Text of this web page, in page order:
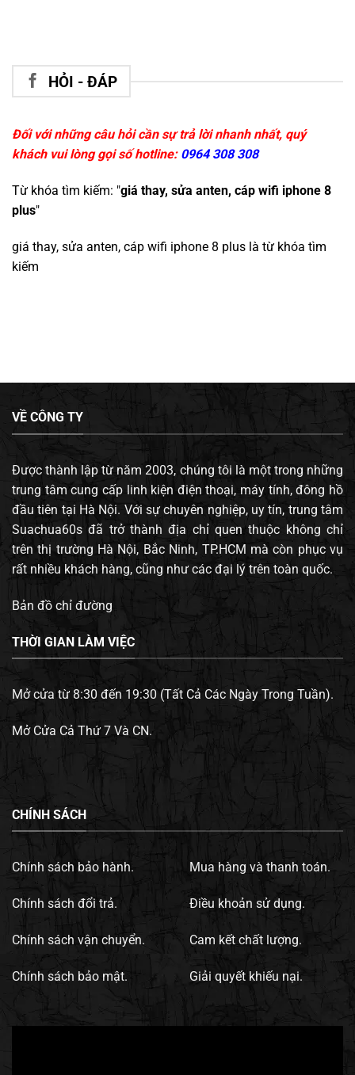
HỎI - ĐÁP
Đối với những câu hỏi cần sự trả lời nhanh nhất, quý
khách vui lòng gọi số hotline: 0964 308 308
Từ khóa tìm kiếm: "giá thay, sửa anten, cáp wifi iphone 8
plus"
giá thay, sửa anten, cáp wifi iphone 8 plus là từ khóa tìm
kiếm
VỀ CÔNG TY
Được thành lập từ năm 2003, chúng tôi là một trong những
trung tâm cung cấp linh kiện điện thoại, máy tính, đông hồ
đầu tiên tại Hà Nội. Với sự chuyên nghiệp, uy tín, trung tâm
Suachua60s đã trở thành địa chỉ quen thuộc không chỉ
trên thị trường Hà Nội, Bắc Ninh, TP.HCM mà còn phục vụ
rất nhiều khách hàng, cũng như các đại lý trên toàn quốc.
Bản đồ chỉ đường
THỜI GIAN LÀM VIỆC
Mở cửa từ 8:30 đến 19:30 (Tất Cả Các Ngày Trong Tuần).
Mở Cửa Cả Thứ 7 Và CN.
CHÍNH SÁCH
Chính sách bảo hành.
Chính sách đổi trả.
Chính sách vận chuyển.
Chính sách bảo mật.
Mua hàng và thanh toán.
Điều khoản sử dụng.
Cam kết chất lượng.
Giải quyết khiếu nại.